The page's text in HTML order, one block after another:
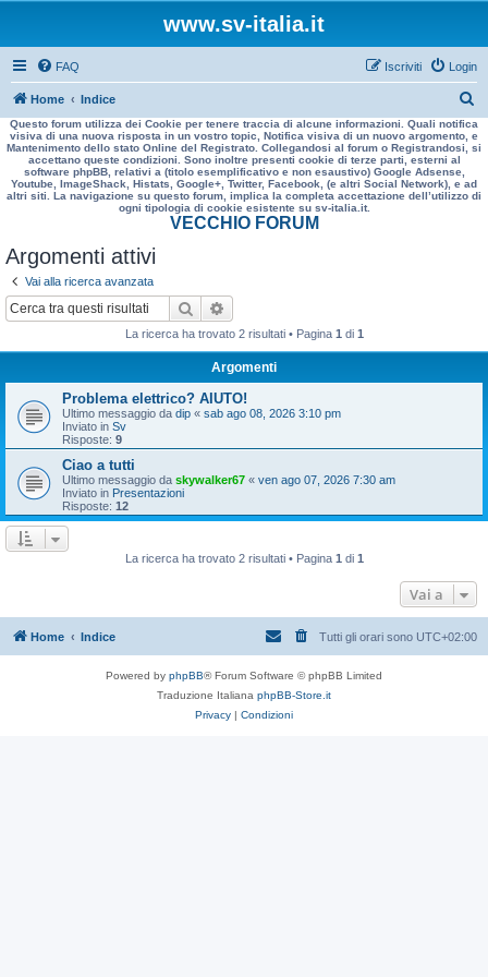
www.sv-italia.it
FAQ Login
Iscriviti
Home Indice
e
r
a
Questo forum utilizza dei Cookie per tenere traccia di alcune informazioni. Quali notifica
visiva di una nuova risposta in un vostro topic, Notifica visiva di un nuovo argomento, e
Mantenimento dello stato Online del Registrato. Collegandosi al forum o Registrandosi, si
accettano queste condizioni. Sono inoltre presenti cookie di terze parti, esterni al
software phpBB, relativi a (titolo esemplificativo e non esaustivo) Google Adsense,
Youtube, ImageShack, Histats, Google+, Twitter, Facebook, (e altri Social Network), e ad
altri siti. La navigazione su questo forum, implica la completa accettazione dell’utilizzo di
ogni tipologia di cookie esistente su sv-italia.it.
VECCHIO FORUM
Argomenti attivi
Vai alla ricerca avanzata
Cerca
La ricerca ha trovato 2 risultati • Pagina 1 di 1
Argomenti
Problema elettrico? AIUTO!
Ultimo messaggio da dip « sab ago 08, 2026 3:10 pm
Inviato in Sv
Risposte: 9
Ciao a tutti
Ultimo messaggio da skywalker67 « ven ago 07, 2026 7:30 am
Inviato in Presentazioni
Risposte: 12
La ricerca ha trovato 2 risultati • Pagina 1 di 1
Vai a
Home Indice Tutti gli orari sono UTC+02:00
Powered by phpBB® Forum Software © phpBB Limited
Traduzione Italiana phpBB-Store.it
Privacy | Condizioni